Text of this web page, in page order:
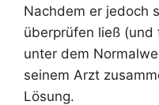
Nachdem er jedoch
überprüfen ließ
unter dem
seinem Arzt
Lösung.